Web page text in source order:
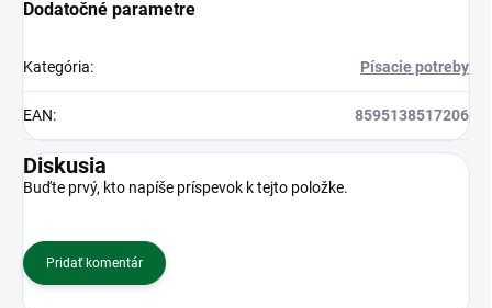
Dodatočné parametre
Kategória: Písacie potreby
EAN: 8595138517206
Diskusia
Buďte prvý, kto napíše príspevok k tejto položke.
Pridať komentár